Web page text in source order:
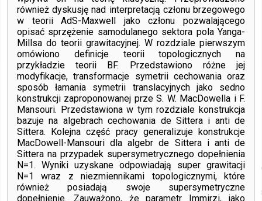
również dyskusję nad interpretacją członu brzegowego
w teorii AdS-Maxwell jako członu pozwalającego
opisać sprzężenie samodulanego sektora pola Yanga-
Millsa do teorii grawitacyjnej. W rozdziale pierwszym
omówiono definicje teorii topologicznych na
przykładzie teorii BF. Przedstawiono różne jej
modyfikacje, transformacje symetrii cechowania oraz
sposób łamania symetrii translacyjnych jako sedno
konstrukcji zaproponowanej prze S. W. MacDowella i F.
Mansouri. Przedstawiona w tym rozdziale konstrukcja
bazuje na algebrach cechowania de Sittera i anti de
Sittera. Kolejna część pracy generalizuje konstrukcje
MacDowell-Mansouri dla algebr de Sittera i anti de
Sittera na przypadek supersymetrycznego dopełnienia
N=1. Wyniki uzyskane odpowiadają super grawitacji
N=1 wraz z niezmiennikami topologicznymi, które
również posiadają swoje supersymetryczne
dopełnienie. Zauważono, że parametr Immirzi, jako